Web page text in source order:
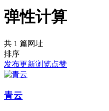
弹性计算
共 1 篇网址
排序
发布更新浏览点赞
青云